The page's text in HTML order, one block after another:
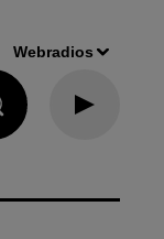
Webradios